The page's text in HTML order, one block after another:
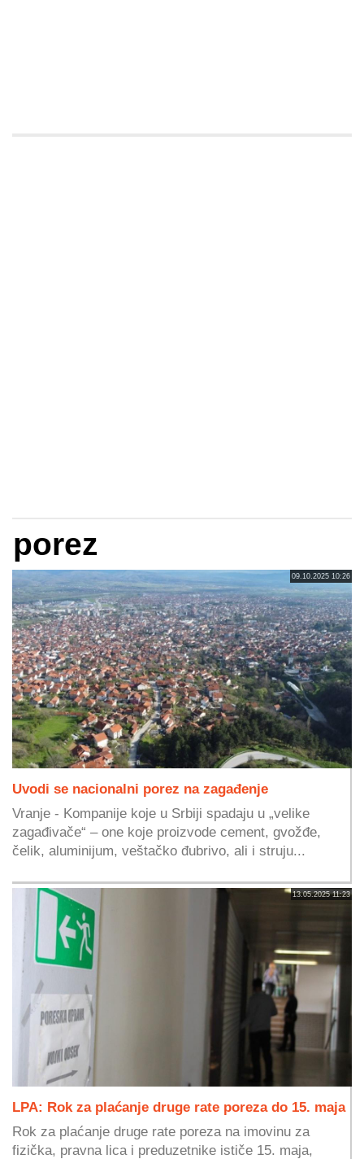
porez
09.10.2025 10:26
Uvodi se nacionalni porez na zagađenje
Vranje - Kompanije koje u Srbiji spadaju u „velike
zagađivače“ – one koje proizvode cement, gvožđe,
čelik, aluminijum, veštačko đubrivo, ali i struju...
13.05.2025 11:23
LPA: Rok za plaćanje druge rate poreza do 15. maja
Rok za plaćanje druge rate poreza na imovinu za
fizička, pravna lica i preduzetnike ističe 15. maja,